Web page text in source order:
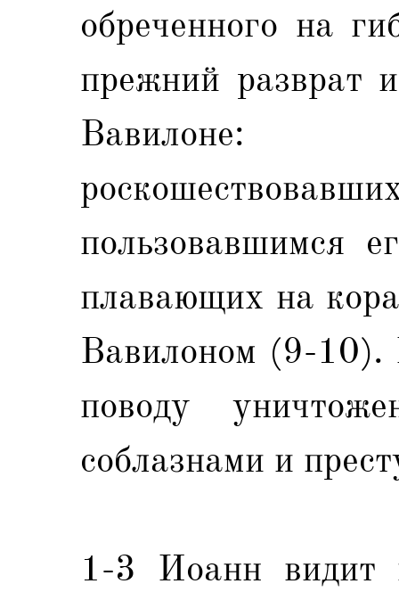
обреченного на
прежний разврат
Вавилоне:
пользовавшимся
плавающих на
Вавилоном (9-10).
поводу
соблазнами и
1-3 Иоанн видит